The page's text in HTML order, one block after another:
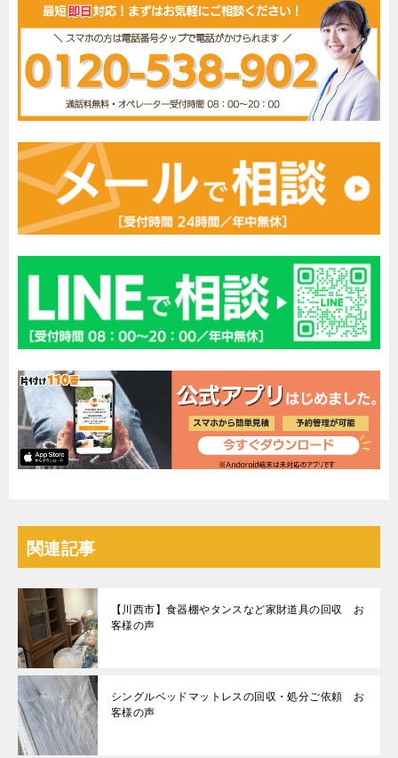
関連記事
【川西市】食器棚やタンスなど家財道具の回収 お
客様の声
シングルベッドマットレスの回収・処分ご依頼 お
客様の声